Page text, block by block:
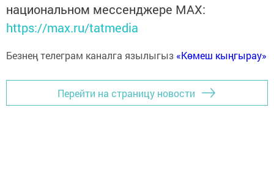
национальном мессенджере MАХ:
https://max.ru/tatmedia
Безнең телеграм каналга язылыгыз «Көмеш кыңгырау»
Перейти на страницу новости